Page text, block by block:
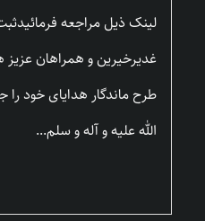
لینک ذیل مراجعه
غدیرخیرین و همراهان
طرح ماندگار هدایای خود
الله علیه و آله و سلم...